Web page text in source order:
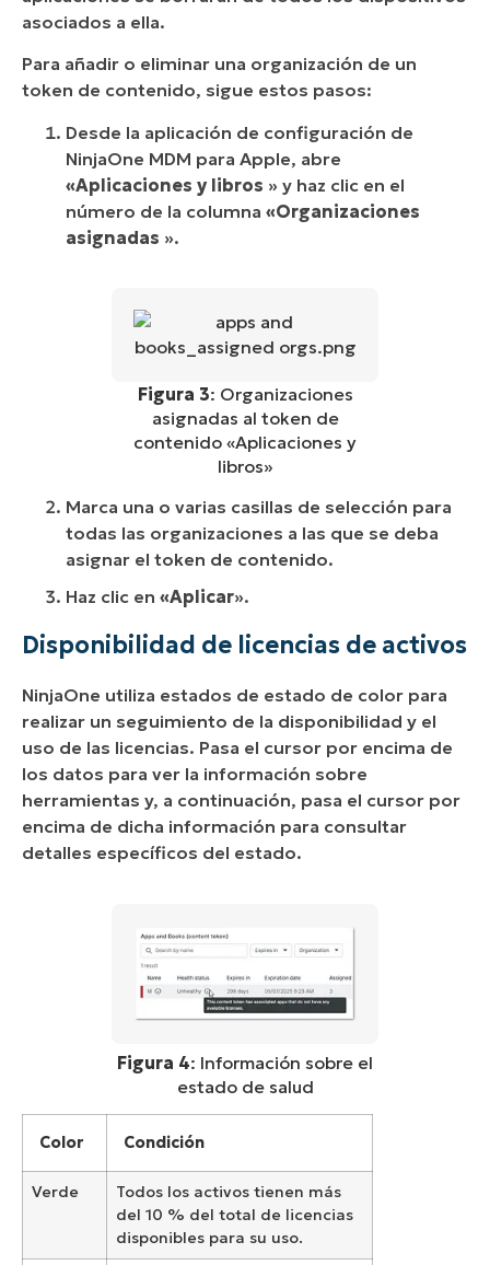
asociados a ella.
Para añadir o eliminar una organización de un
token de contenido, sigue estos pasos:
Desde la aplicación de configuración de
NinjaOne MDM para Apple, abre
«Aplicaciones y libros » y haz clic en el
número de la columna «Organizaciones
asignadas ».
Figura 3: Organizaciones
asignadas al token de
contenido «Aplicaciones y
libros»
Marca una o varias casillas de selección para
todas las organizaciones a las que se deba
asignar el token de contenido.
Haz clic en «Aplicar».
Disponibilidad de licencias de activos
NinjaOne utiliza estados de estado de color para
realizar un seguimiento de la disponibilidad y el
uso de las licencias. Pasa el cursor por encima de
los datos para ver la información sobre
herramientas y, a continuación, pasa el cursor por
encima de dicha información para consultar
detalles específicos del estado.
Figura 4: Información sobre el
estado de salud
Color Condición
Verde
Todos los activos tienen más
del 10 % del total de licencias
disponibles para su uso.